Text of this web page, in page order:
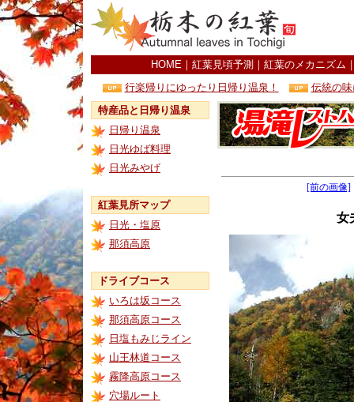
HOME ｜ 紅葉見頃予測 ｜ 紅葉のメカニズム
行楽帰りにゆったり日帰り温泉！
伝統の
特産品と日帰り温泉
日帰り温泉
日光ゆば料理
日光みやげ
紅葉見所マップ
日光・塩原
那須高原
ドライブコース
いろは坂コース
那須高原コース
日塩もみじライン
山王林道コース
霧降高原コース
穴場ルート
[前の画像]
女